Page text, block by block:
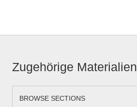
Zugehörige Materialien
BROWSE SECTIONS